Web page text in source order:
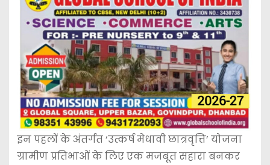
इन पहलों के अंतर्गत ‘उत्कर्ष मेधावी छात्रवृत्ति’ योजना
ग्रामीण प्रतिभाओं के लिए एक मजबूत सहारा बनकर